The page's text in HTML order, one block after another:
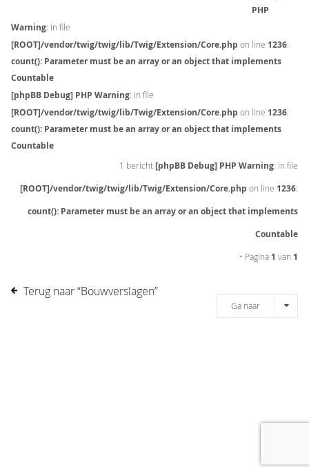
PHP
Warning: in file
[ROOT]/vendor/twig/twig/lib/Twig/Extension/Core.php on line 1236:
count(): Parameter must be an array or an object that implements
Countable
[phpBB Debug] PHP Warning: in file
[ROOT]/vendor/twig/twig/lib/Twig/Extension/Core.php on line 1236:
count(): Parameter must be an array or an object that implements
Countable
1 bericht[phpBB Debug] PHP Warning: in file
[ROOT]/vendor/twig/twig/lib/Twig/Extension/Core.php on line 1236:
count(): Parameter must be an array or an object that implements
Countable
• Pagina 1 van 1
Terug naar “Bouwverslagen”
Ga naar